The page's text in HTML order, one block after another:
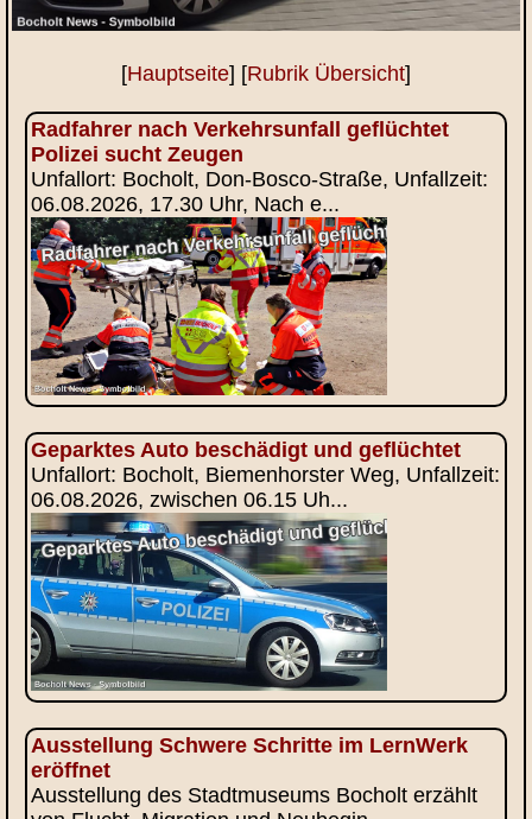
[Hauptseite] [Rubrik Übersicht]
Radfahrer nach Verkehrsunfall geflüchtet
Polizei sucht Zeugen
Unfallort: Bocholt, Don-Bosco-Straße, Unfallzeit:
06.08.2026, 17.30 Uhr, Nach e...
Geparktes Auto beschädigt und geflüchtet
Unfallort: Bocholt, Biemenhorster Weg, Unfallzeit:
06.08.2026, zwischen 06.15 Uh...
Ausstellung Schwere Schritte im LernWerk
eröffnet
Ausstellung des Stadtmuseums Bocholt erzählt